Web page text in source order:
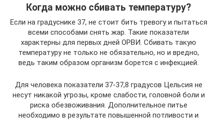
Когда можно сбивать температуру?
Если на градуснике 37, не стоит бить тревогу и пытаться
всеми способами снять жар. Такие показатели
характерны для первых дней ОРВИ. Сбивать такую
температуру не только не обязательно, но и вредно,
ведь таким образом организм борется с инфекцией.
Для человека показатели 37-37,8 градусов Цельсия не
несут никакой угрозы, кроме слабости, головной боли и
риска обезвоживания. Дополнительное питье
необходимо в результате повышенной потливости и